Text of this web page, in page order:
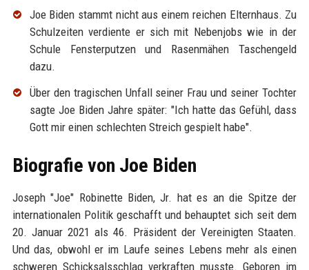
Joe Biden stammt nicht aus einem reichen Elternhaus. Zu
Schulzeiten verdiente er sich mit Nebenjobs wie in der
Schule Fensterputzen und Rasenmähen Taschengeld
dazu.
Über den tragischen Unfall seiner Frau und seiner Tochter
sagte Joe Biden Jahre später: "Ich hatte das Gefühl, dass
Gott mir einen schlechten Streich gespielt habe".
Biografie von Joe Biden
Joseph "Joe" Robinette Biden, Jr. hat es an die Spitze der
internationalen Politik geschafft und behauptet sich seit dem
20. Januar 2021 als 46. Präsident der Vereinigten Staaten.
Und das, obwohl er im Laufe seines Lebens mehr als einen
schweren Schicksalsschlag verkraften musste. Geboren im